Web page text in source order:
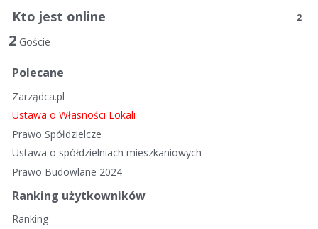
s
t
d
s
k
u
s
n
Kto jest online 2
2 Goście
Polecane
Zarządca.pl
Ustawa o Własności Lokali
Prawo Spółdzielcze
Ustawa o spółdzielniach mieszkaniowych
Prawo Budowlane 2024
Ranking użytkowników
Ranking